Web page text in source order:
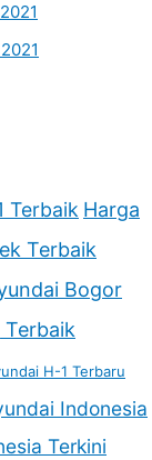
Terbaik Harga
Terbaik
Bogor
H-1 Terbaru
Indonesia
Terkini